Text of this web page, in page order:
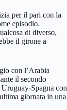
per il pari con la
episodio.
di diverso,
il girone a
con l’Arabia
il secondo
Spagna con
giornata in una